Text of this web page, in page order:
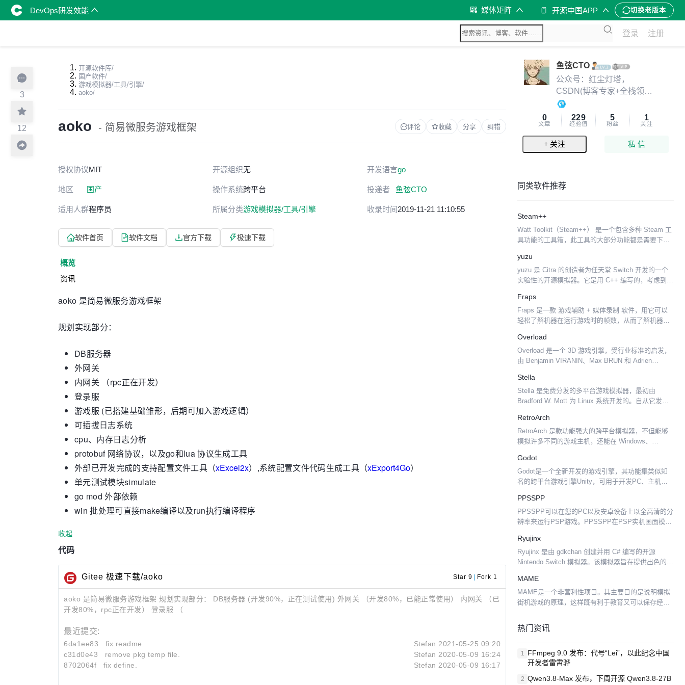
DevOps研发效能 媒体矩阵 开源中国APP 切换老版本
登录 注册
3
12
开源软件库/
国产软件/
游戏模拟器/工具/引擎/
aoko/
aoko - 简易微服务游戏框架 评论 收藏 分享 纠错
授权协议MIT 开源组织无 开发语言go
地区 国产 操作系统跨平台 投递者 鱼弦CTO
适用人群程序员 所属分类游戏模拟器/工具/引擎 收录时间2019-11-21 11:10:55
软件首页 软件文档 官方下载 极速下载
概览
资讯
aoko 是简易微服务游戏框架
规划实现部分：
DB服务器
外网关
内网关 （rpc正在开发）
登录服
游戏服 (已搭建基础雏形，后期可加入游戏逻辑）
可插拔日志系统
cpu、内存日志分析
protobuf 网络协议，以及go和lua 协议生成工具
外部已开发完成的支持配置文件工具（xExcel2x）,系统配置文件代码生成工具（xExport4Go）
单元测试模块simulate
go mod 外部依赖
win 批处理可直接make编译以及run执行编译程序
收起
代码
Gitee 极速下载/aoko Star 9 Fork 1
aoko 是简易微服务游戏框架 规划实现部分： DB服务器 (开发90%，正在测试使用) 外网关 （开发80%，已能正常使用） 内网关 （已
开发80%，rpc正在开发） 登录服 （
最近提交:
6da1ee83 fix readme Stefan 2021-05-25 09:20
c31d0e43
remove pkg temp file. Stefan 2020-05-09 16:24
8702064f
fix define. Stefan 2020-05-09 16:17
鱼弦CTO
公众号：红尘灯塔，
CSDN(博客专家+全栈领域
优质创作者) ,51CTO(Top红
人+专家博主)，华为云·云享
专家
0
文章
229
经验值
5
粉丝
1
关注
+ 关注 私 信
同类软件推荐
Steam++
Watt Toolkit（Steam++） 是一个包含多种 Steam 工
具功能的工具箱，此工具的大部分功能都是需要下载
页使其能正常访问 ...
yuzu
yuzu 是 Citra 的创造者为任天堂 Switch 开发的一个
实验性的开源模拟器。它是用 C++ 编写的，考虑到了
该模拟器能够全速...
Fraps
Fraps 是一款 游戏辅助 + 媒体录制 软件，用它可以
轻松了解机器在运行游戏时的帧数，从而了解机器的
以方便的进行屏幕截图和视频捕捉，网上许 多魔兽战
况...
Overload
Overload 是一个 3D 游戏引擎，受行业标准的启发，
由 Benjamin VIRANIN、Max BRUN 和 Adrien
何贡献...
Stella
Stella 是免费分发的多平台游戏模拟器，最初由
Bradford W. Mott 为 Linux 系统开发的。自从它发行
Stella 移植到其他的操作...
RetroArch
RetroArch 是款功能强大的跨平台模拟器，不但能够
模拟许多不同的游戏主机，还能在 Windows、
执行。 RetroArch 是...
Godot
Godot是一个全新开发的游戏引擎，其功能集类似知
名的跨平台游戏引擎Unity，可用于开发PC、主机、
强于Unity，表示在功能和特性上没有其它开源...
PPSSPP
PPSSPP可以在您的PC以及安卓设备上以全高清的分
辨率来运行PSP游戏。PPSSPP在PSP实机画面模糊
卓手机或者平板上，您可以以双倍分辨率来运行您
所...
Ryujinx
Ryujinx 是由 gdkchan 创建并用 C# 编写的开源
Nintendo Switch 模拟器。该模拟器旨在提供出色的准
2021 年 5 月，...
MAME
MAME是一个非营利性项目。其主要目的是说明模拟
街机游戏的原理，这样既有利于教育又可以保存经典
的首要重点。 MAME is free. Its so...
热门资讯
1 FFmpeg 9.0 发布：代号“Lei”，以此纪念中国
开发者雷霄骅
2 Qwen3.8-Max 发布，下周开源 Qwen3.8-27B